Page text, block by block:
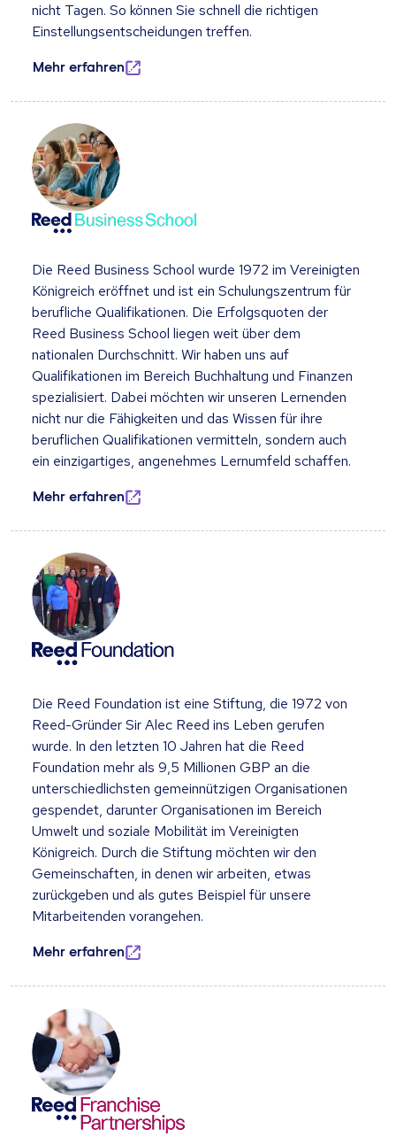
nicht Tagen. So können Sie schnell die richtigen
Einstellungsentscheidungen treffen.
Mehr erfahren
Die Reed Business School wurde 1972 im Vereinigten
Königreich eröffnet und ist ein Schulungszentrum für
berufliche Qualifikationen. Die Erfolgsquoten der
Reed Business School liegen weit über dem
nationalen Durchschnitt. Wir haben uns auf
Qualifikationen im Bereich Buchhaltung und Finanzen
spezialisiert. Dabei möchten wir unseren Lernenden
nicht nur die Fähigkeiten und das Wissen für ihre
beruflichen Qualifikationen vermitteln, sondern auch
ein einzigartiges, angenehmes Lernumfeld schaffen.
Mehr erfahren
Die Reed Foundation ist eine Stiftung, die 1972 von
Reed-Gründer Sir Alec Reed ins Leben gerufen
wurde. In den letzten 10 Jahren hat die Reed
Foundation mehr als 9,5 Millionen GBP an die
unterschiedlichsten gemeinnützigen Organisationen
gespendet, darunter Organisationen im Bereich
Umwelt und soziale Mobilität im Vereinigten
Königreich. Durch die Stiftung möchten wir den
Gemeinschaften, in denen wir arbeiten, etwas
zurückgeben und als gutes Beispiel für unsere
Mitarbeitenden vorangehen.
Mehr erfahren